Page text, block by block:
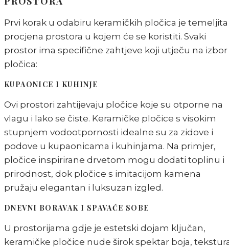
Prvi korak u odabiru keramičkih pločica je temeljita
procjena prostora u kojem će se koristiti. Svaki
prostor ima specifične zahtjeve koji utječu na izbor
pločica:
KUPAONICE I KUHINJE
Ovi prostori zahtijevaju pločice koje su otporne na
vlagu i lako se čiste. Keramičke pločice s visokim
stupnjem vodootpornosti idealne su za zidove i
podove u kupaonicama i kuhinjama. Na primjer,
pločice inspirirane drvetom mogu dodati toplinu i
prirodnost, dok pločice s imitacijom kamena
pružaju elegantan i luksuzan izgled.
DNEVNI BORAVAK I SPAVAĆE SOBE
U prostorijama gdje je estetski dojam ključan,
keramičke pločice nude širok spektar boja,